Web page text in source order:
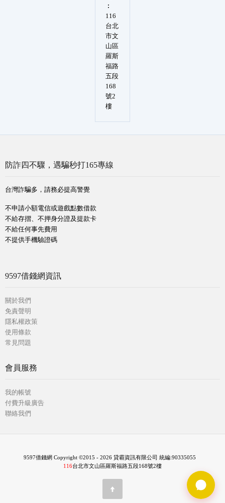
︰
116
台北
市文
山區
羅斯
福路
五段
168
號2
樓
防詐四不驟，遇騙秒打165專線
台灣詐騙多，請務必提高警覺
不申請小額電信或遊戲點數借款
不給存摺、不押身分證及提款卡
不給任何事先費用
不提供手機驗證碼
9597借錢網資訊
關於我們
免責聲明
隱私權政策
使用條款
常見問題
會員服務
我的帳號
付費升級廣告
聯絡我們
9597借錢網 Copyright ©2015 - 2026 貸霸資訊有限公司 統編:90335055
116台北市文山區羅斯福路五段168號2樓